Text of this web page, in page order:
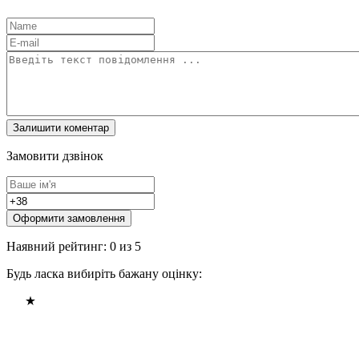
Замовити дзвінок
Оформити замовлення
Наявний рейтинг: 0 из 5
Будь ласка вибиріть бажану оцінку: